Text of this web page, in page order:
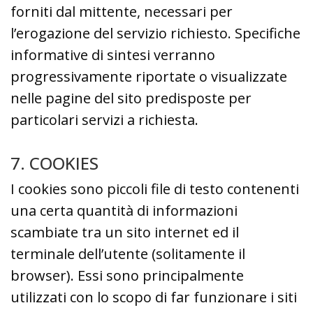
forniti dal mittente, necessari per
l’erogazione del servizio richiesto. Specifiche
informative di sintesi verranno
progressivamente riportate o visualizzate
nelle pagine del sito predisposte per
particolari servizi a richiesta.
7. COOKIES
I cookies sono piccoli file di testo contenenti
una certa quantità di informazioni
scambiate tra un sito internet ed il
terminale dell’utente (solitamente il
browser). Essi sono principalmente
utilizzati con lo scopo di far funzionare i siti